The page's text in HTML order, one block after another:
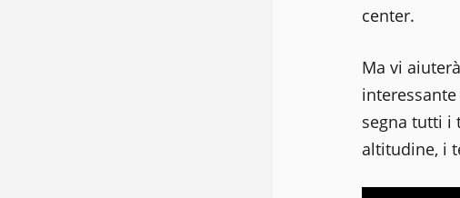
center.
Ma vi
segna tutti i
altitudine, i